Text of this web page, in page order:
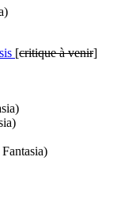
[critique à venir]